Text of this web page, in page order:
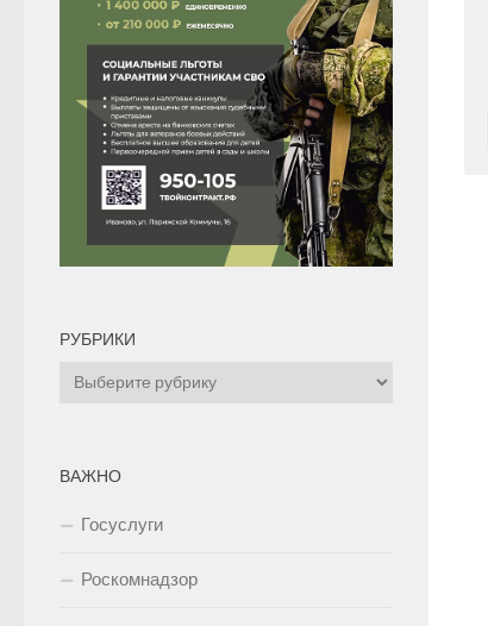
РУБРИКИ
Рубрики
ВАЖНО
Госуслуги
Роскомнадзор